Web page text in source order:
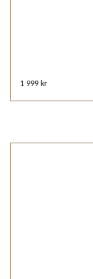
1 999 kr